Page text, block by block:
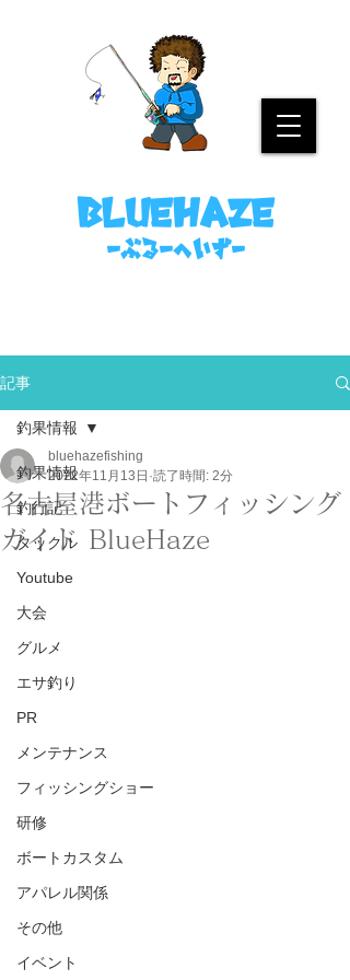
bluehaze
​－ぶるーへいずー
記事
釣果情報
釣行記
タックル
Youtube
大会
グルメ
エサ釣り
PR
メンテナンス
フィッシングショー
研修
ボートカスタム
アパレル関係
その他
イベント
釣果情報
名古屋港ボートフィッシング
ガイド BlueHaze
bluehazefishing
2022年11月13日 読了時間: 2分